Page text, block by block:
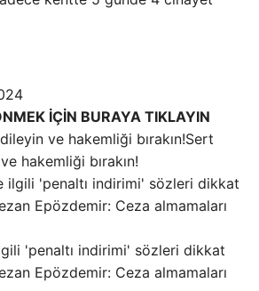
İÇİN BURAYA TIKLAYIN
Sert
hakemliği bırakın!
'penaltı indirimi' sözleri dikkat
Epözdemir: Ceza almamaları